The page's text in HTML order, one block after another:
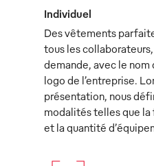
Individuel
Des vêtements
tous les
demande, avec le
logo de l’entreprise.
présentation, nous
modalités telles que
et la quantité